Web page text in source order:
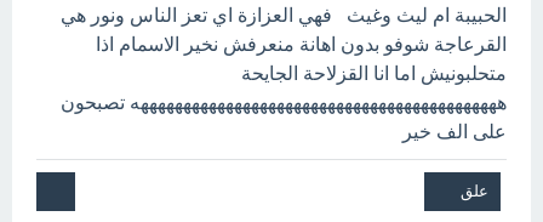
الحبيبة ام ليث وغيث فهي العزازة اي تعز الناس ونور هي
القرعاجة شوفو بدون اهانة منعرفش نخير الاسمام اذا
متحلبونيش اما انا القزلاحة الجايحة
هههههههههههههههههههههههههههههههههههههههههههه تصبحون
على الف خير